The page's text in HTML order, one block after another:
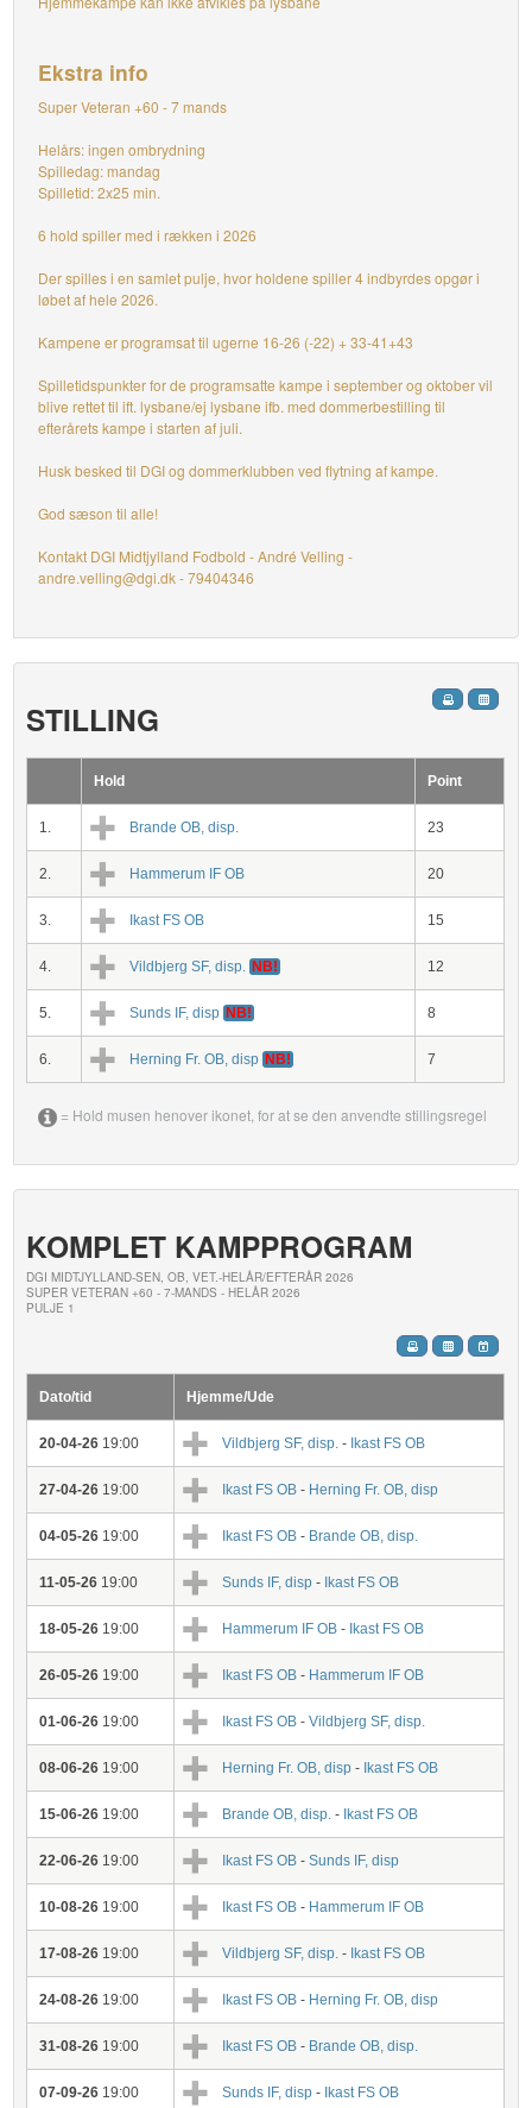
Ekstra info
Super Veteran +60 - 7 mands
Helårs: ingen ombrydning
Spilledag: mandag
Spilletid: 2x25 min.
6 hold spiller med i rækken i 2026
Der spilles i en samlet pulje, hvor holdene spiller 4 indbyrdes opgør i
løbet af hele 2026.
Kampene er programsat til ugerne 16-26 (-22) + 33-41+43
Spilletidspunkter for de programsatte kampe i september og oktober vil
blive rettet til ift. lysbane/ej lysbane ifb. med dommerbestilling til
efterårets kampe i starten af juli.
Husk besked til DGI og dommerklubben ved flytning af kampe.
God sæson til alle!
Kontakt DGI Midtjylland Fodbold - André Velling -
andre.velling@dgi.dk - 79404346
STILLING
Hold Point
1. Brande OB, disp. 23
2. Hammerum IF OB 20
3. Ikast FS OB 15
4. Vildbjerg SF, disp. NB! 12
5. Sunds IF, disp NB! 8
6. Herning Fr. OB, disp NB! 7
= Hold musen henover ikonet, for at se den anvendte stillingsregel
KOMPLET KAMPPROGRAM
DGI MIDTJYLLAND-SEN, OB, VET.-HELÅR/EFTERÅR 2026
SUPER VETERAN +60 - 7-MANDS - HELÅR 2026
PULJE 1
Dato/tid Hjemme/Ude
20-04-26 19:00 Vildbjerg SF, disp. - Ikast FS OB
27-04-26 19:00 Ikast FS OB- Herning Fr. OB, disp
04-05-26 19:00 Ikast FS OB- Brande OB, disp.
11-05-26 19:00 Sunds IF, disp - Ikast FS OB
18-05-26 19:00 Hammerum IF OB - Ikast FS OB
26-05-26 19:00 Ikast FS OB- Hammerum IF OB
01-06-26 19:00 Ikast FS OB-Vildbjerg SF, disp.
08-06-26 19:00 Herning Fr. OB, disp - Ikast FS OB
15-06-26 19:00 Brande OB, disp. - Ikast FS OB
22-06-26 19:00 Ikast FS OB-Sunds IF, disp
10-08-26 19:00 Ikast FS OB- Hammerum IF OB
17-08-26 19:00 Vildbjerg SF, disp. - Ikast FS OB
24-08-26 19:00 Ikast FS OB- Herning Fr. OB, disp
31-08-26 19:00 Ikast FS OB- Brande OB, disp.
07-09-26 19:00 Sunds IF, disp - Ikast FS OB